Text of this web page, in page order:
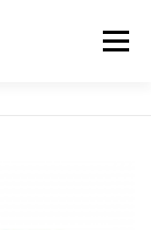
Menu